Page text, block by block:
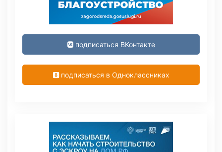
подписаться ВКонтакте
подписаться в Одноклассниках